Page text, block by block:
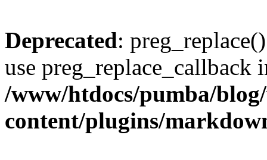
Deprecated:
use preg_replace_callback
/www/htdocs/pumba/
content/plugins/